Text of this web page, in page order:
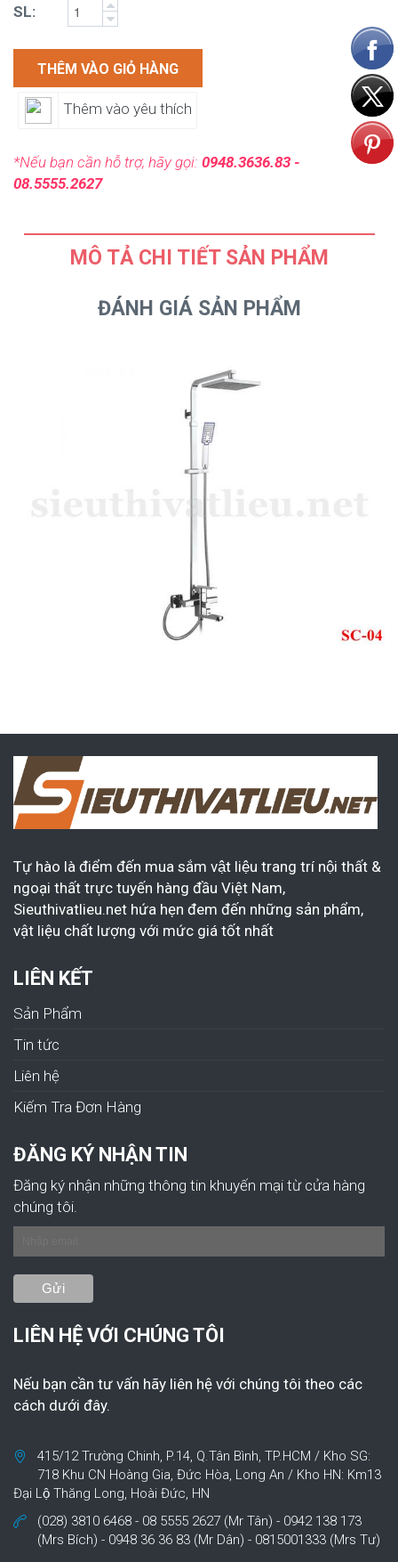
SL:
THÊM VÀO GIỎ HÀNG
Thêm vào yêu thích
*Nếu bạn cần hỗ trợ, hãy gọi: 0948.3636.83 -
08.5555.2627
MÔ TẢ CHI TIẾT SẢN PHẨM
ĐÁNH GIÁ SẢN PHẨM
Tự hào là điểm đến mua sắm vật liệu trang trí nội thất &
ngoại thất trực tuyến hàng đầu Việt Nam,
Sieuthivatlieu.net hứa hẹn đem đến những sản phẩm,
vật liệu chất lượng với mức giá tốt nhất
LIÊN KẾT
Sản Phẩm
Tin tức
Liên hệ
Kiếm Tra Đơn Hàng
ĐĂNG KÝ NHẬN TIN
Đăng ký nhận những thông tin khuyến mại từ cửa hàng
chúng tôi.
LIÊN HỆ VỚI CHÚNG TÔI
Nếu bạn cần tư vấn hãy liên hệ với chúng tôi theo các
cách dưới đây.
415/12 Trường Chinh, P.14, Q.Tân Bình, TP.HCM / Kho SG:
718 Khu CN Hoàng Gia, Đức Hòa, Long An / Kho HN: Km13
Đại Lộ Thăng Long, Hoài Đức, HN
(028) 3810 6468 - 08 5555 2627 (Mr Tân) - 0942 138 173
(Mrs Bích) - 0948 36 36 83 (Mr Dân) - 0815001333 (Mrs Tư)